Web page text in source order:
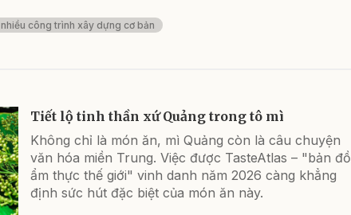
nhiều công trình xây dựng cơ bản
Tiết lộ tinh thần xứ Quảng trong tô mì
Không chỉ là món ăn, mì Quảng còn là câu chuyện
văn hóa miền Trung. Việc được TasteAtlas – "bản đồ
ẩm thực thế giới" vinh danh năm 2026 càng khẳng
định sức hút đặc biệt của món ăn này.